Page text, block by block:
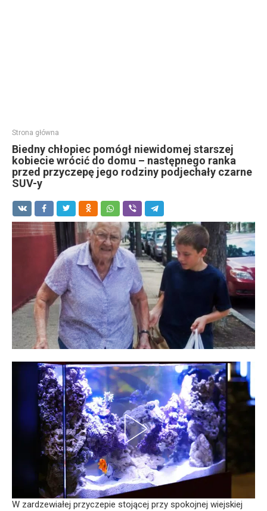
Strona główna
Biedny chłopiec pomógł niewidomej starszej
kobiecie wrócić do domu – następnego ranka
przed przyczepę jego rodziny podjechały czarne
SUV-y
W zardzewiałej przyczepie stojącej przy spokojnej wiejskiej